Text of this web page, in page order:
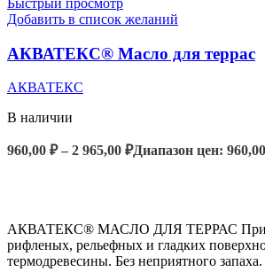
Добавить в список желаний
АКВАТЕКС® Масло для террас
АКВАТЕКС
В наличии
960,00 ₽ – 2 965,00 ₽Диапазон цен:
АКВАТЕКС® МАСЛО ДЛЯ ТЕРРАС
рифленых, рельефных и гладких
термодревесины. Без неприятного запаха.